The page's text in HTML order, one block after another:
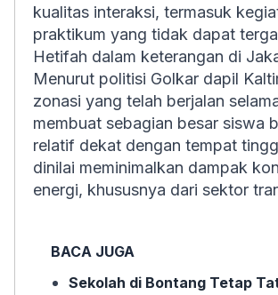
kualitas interaksi, termasuk
praktikum yang tidak dapat
Hetifah dalam keterangan di
Menurut politisi Golkar dapil
zonasi yang telah berjalan
membuat sebagian besar siswa
relatif dekat dengan tempat
dinilai meminimalkan dampak
energi, khususnya dari sektor
BACA JUGA
Sekolah di Bontang Tetap